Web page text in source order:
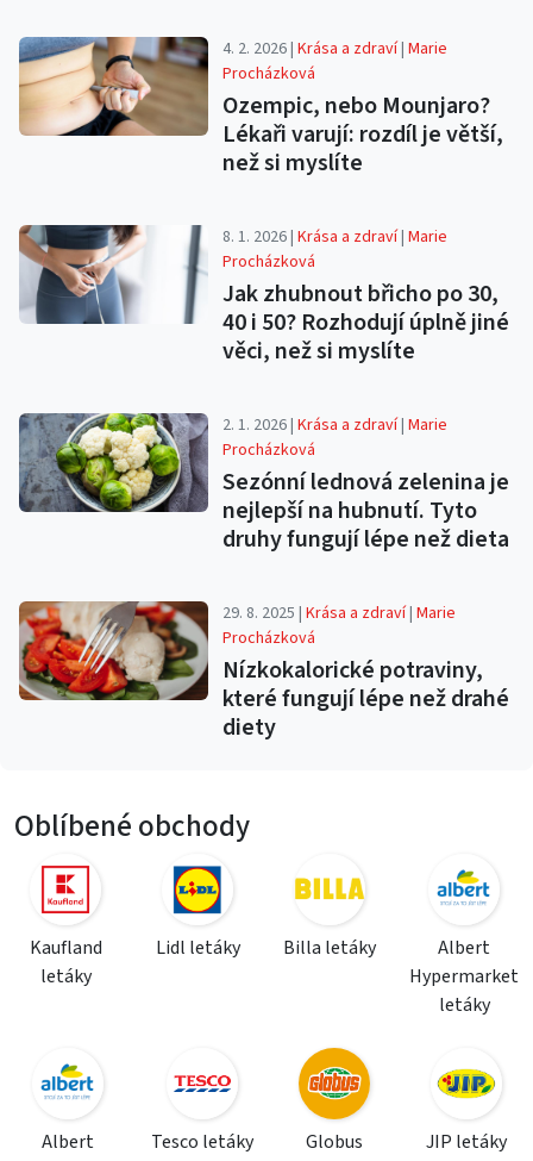
4. 2. 2026 |Krása a zdraví|Marie
Procházková
Ozempic, nebo Mounjaro?
Lékaři varují: rozdíl je větší,
než si myslíte
8. 1. 2026 |Krása a zdraví|Marie
Procházková
Jak zhubnout břicho po 30,
40 i 50? Rozhodují úplně jiné
věci, než si myslíte
2. 1. 2026 |Krása a zdraví|Marie
Procházková
Sezónní lednová zelenina je
nejlepší na hubnutí. Tyto
druhy fungují lépe než dieta
29. 8. 2025 |Krása a zdraví|Marie
Procházková
Nízkokalorické potraviny,
které fungují lépe než drahé
diety
Oblíbené obchody
Kaufland
letáky
Lidl letáky Billa letáky
Albert
Hypermarket
letáky
Albert
Tesco letáky
Globus
JIP letáky